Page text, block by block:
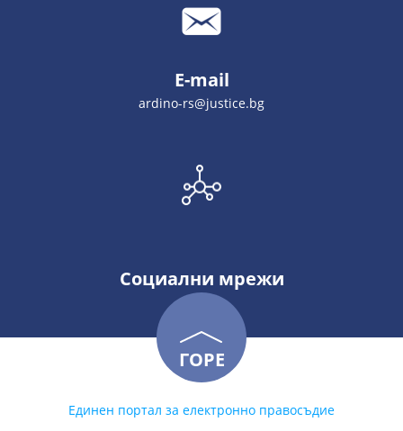
E-mail
ardino-rs@justice.bg
Социални мрежи
ГОРЕ
Единен портал за електронно правосъдие